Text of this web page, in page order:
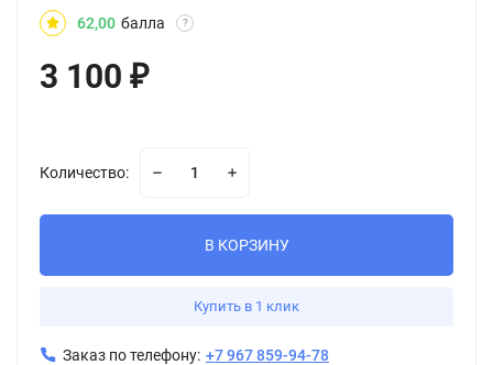
62,00 балла ?
3 100 ₽
Количество:
В КОРЗИНУ
Купить в 1 клик
Заказ по телефону: +7 967 859-94-78